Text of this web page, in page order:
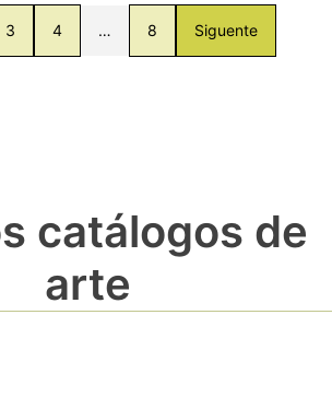
3 4 … 8 Siguente
catálogos de
arte